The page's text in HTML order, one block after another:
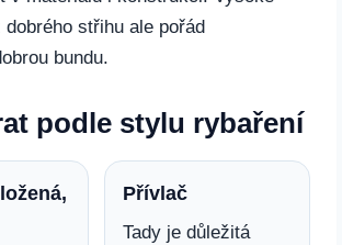
dobrého střihu ale pořád
bundu.
podle stylu rybaření
Přívlač
Tady je důležitá